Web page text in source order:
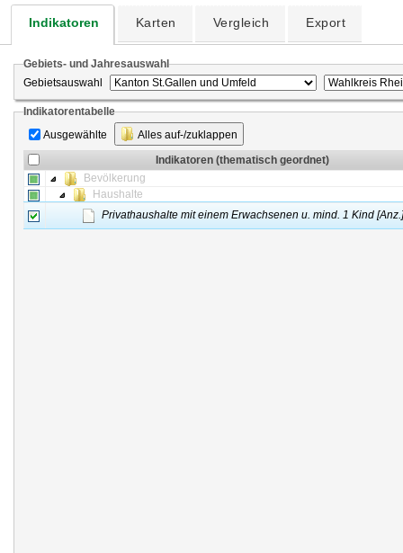
Indikatoren Karten Vergleich Export
Gebiets- und Jahresauswahl
Gebietsauswahl
Indikatorentabelle
Ausgewählte
Alles auf-/zuklappen
Indikatoren (thematisch geordnet)
Bevölkerung
Haushalte
Privathaushalte mit einem Erwachsenen u. mind. 1 Kind [Anz.]